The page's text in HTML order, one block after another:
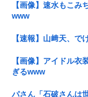
【画像】速水もこみ
www
【速報】山﨑天、で
【画像】アイドル衣
ぎるwww
パさん「石破さんは